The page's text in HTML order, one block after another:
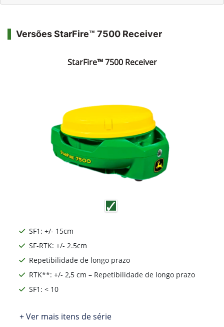
Versões StarFire™ 7500 Receiver
StarFire™ 7500 Receiver
SF1: +/- 15cm
SF-RTK: +/- 2.5cm
Repetibilidade de longo prazo
RTK**: +/- 2,5 cm – Repetibilidade de longo prazo
SF1: < 10
+ Ver mais itens de série